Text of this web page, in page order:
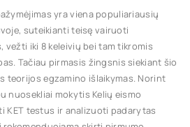
yra viena populiariausių
suteikianti teisę vairuoti
iki 8 keleivių bei tam tikromis
Tačiau pirmasis žingsnis siekiant šio
teorijos egzamino išlaikymas. Norint
nuosekliai mokytis Kelių eismo
KET testus ir analizuoti padarytas